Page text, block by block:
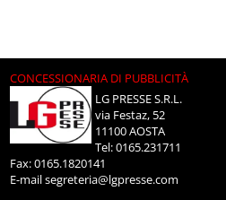
CONCESSIONARIA DI PUBBLICITÀ
LG PRESSE S.R.L.
via Festaz, 52
11100 AOSTA
Tel: 0165.231711
Fax: 0165.1820141
E-mailsegreteria@lgpresse.com